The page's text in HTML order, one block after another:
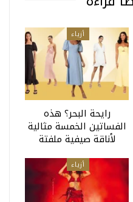
أزياء
رايحة البحر؟ هذه
الفساتين الخمسة مثالية
لأناقة صيفية ملفتة
أزياء